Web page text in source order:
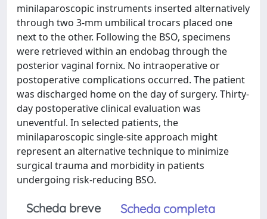
minilaparoscopic instruments inserted alternatively
through two 3-mm umbilical trocars placed one
next to the other. Following the BSO, specimens
were retrieved within an endobag through the
posterior vaginal fornix. No intraoperative or
postoperative complications occurred. The patient
was discharged home on the day of surgery. Thirty-
day postoperative clinical evaluation was
uneventful. In selected patients, the
minilaparoscopic single-site approach might
represent an alternative technique to minimize
surgical trauma and morbidity in patients
undergoing risk-reducing BSO.
Scheda breve
Scheda completa